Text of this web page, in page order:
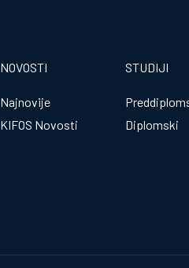
NOVOSTI
Najnovije
KIFOS Novosti
STUDIJI
Diplomski